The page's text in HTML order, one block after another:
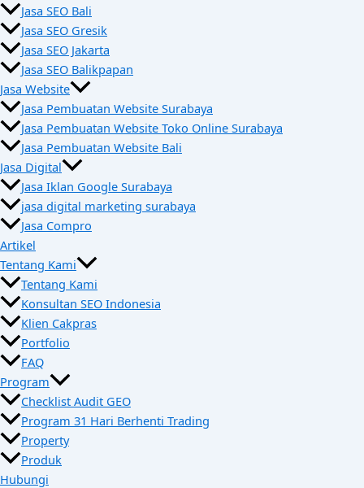
Jasa SEO Bali
Jasa SEO Gresik
Jasa SEO Jakarta
Jasa SEO Balikpapan
Jasa Website
Jasa Pembuatan Website Surabaya
Jasa Pembuatan Website Toko Online Surabaya
Jasa Pembuatan Website Bali
Jasa Digital
Jasa Iklan Google Surabaya
jasa digital marketing surabaya
Jasa Compro
Artikel
Tentang Kami
Tentang Kami
Konsultan SEO Indonesia
Klien Cakpras
Portfolio
FAQ
Program
Checklist Audit GEO
Program 31 Hari Berhenti Trading
Property
Produk
Hubungi